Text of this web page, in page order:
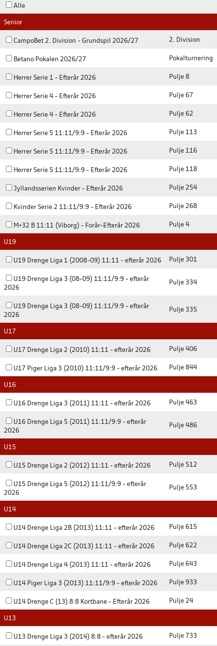
Alle
Senior
CampoBet 2. Division - Grundspil 2026/27 2. Division
Betano Pokalen 2026/27 Pokalturnering
Herrer Serie 1 - Efterår 2026 Pulje 8
Herrer Serie 4 - Efterår 2026 Pulje 67
Herrer Serie 4 - Efterår 2026 Pulje 62
Herrer Serie 5 11:11/9:9 - Efterår 2026 Pulje 113
Herrer Serie 5 11:11/9:9 - Efterår 2026 Pulje 116
Herrer Serie 5 11:11/9:9 - Efterår 2026 Pulje 118
Jyllandsserien Kvinder - Efterår 2026 Pulje 254
Kvinder Serie 2 11:11/9:9 - Efterår 2026 Pulje 268
M+32 B 11:11 (Viborg) - Forår-Efterår 2026 Pulje 4
U19
U19 Drenge Liga 1 (2008-09) 11:11 - efterår 2026 Pulje 301
U19 Drenge Liga 3 (08-09) 11:11/9:9 - efterår
2026
Pulje 334
U19 Drenge Liga 3 (08-09) 11:11/9:9 - efterår
2026
Pulje 335
U17
U17 Drenge Liga 2 (2010) 11:11 - efterår 2026 Pulje 406
U17 Piger Liga 3 (2010) 11:11/9:9 - efterår 2026 Pulje 844
U16
U16 Drenge Liga 3 (2011) 11:11 - efterår 2026 Pulje 463
U16 Drenge Liga 5 (2011) 11:11/9:9 - efterår
2026
Pulje 486
U15
U15 Drenge Liga 2 (2012) 11:11 - efterår 2026 Pulje 512
U15 Drenge Liga 5 (2012) 11:11/9:9 - efterår
2026
Pulje 553
U14
U14 Drenge Liga 2B (2013) 11:11 - efterår 2026 Pulje 615
U14 Drenge Liga 2C (2013) 11:11 - efterår 2026 Pulje 622
U14 Drenge Liga 4 (2013) 11:11 - efterår 2026 Pulje 643
U14 Piger Liga 3 (2013) 11:11/9:9 - efterår 2026 Pulje 933
U14 Drenge C (13) 8:8 Kortbane - Efterår 2026 Pulje 24
U13
U13 Drenge Liga 3 (2014) 8:8 - efterår 2026 Pulje 733